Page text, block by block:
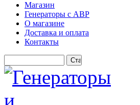
Магазин
Генераторы с АВР
О магазине
Доставка и оплата
Контакты